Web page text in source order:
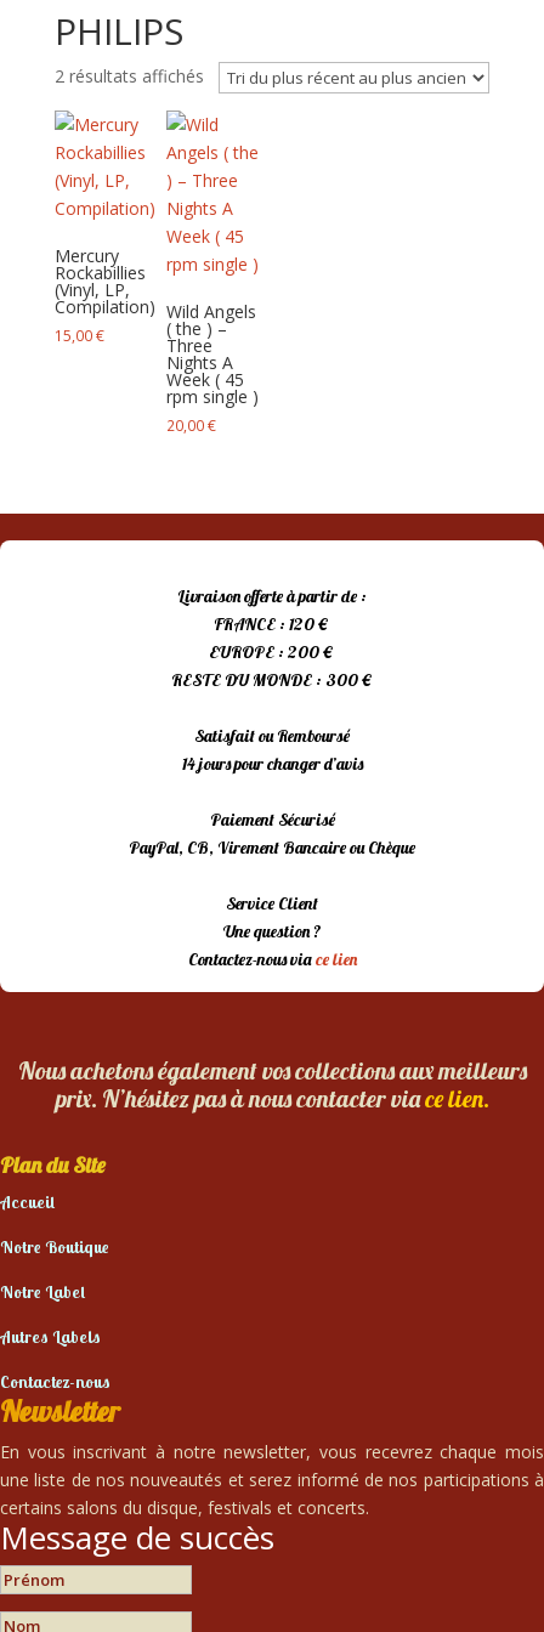
PHILIPS
2 résultats affichésTrié
plus
récent
au
plus
ancien
Mercury
Rockabillies
(Vinyl, LP,
Compilation)
15,00€
Wild Angels
( the ) –
Three
Nights A
Week ( 45
rpm single )
20,00€
Livraison offerte à partir de :
FRANCE : 120 €
EUROPE : 200 €
RESTE DU MONDE : 300 €
Satisfait ou Remboursé
14 jours pour changer d’avis
Paiement Sécurisé
PayPal, CB, Virement Bancaire ou Chèque
Service Client
Une question ?
Contactez-nous viace lien
Nous achetons également vos collections aux meilleurs
prix. N’hésitez pas à nous contacter viace lien.
Plan du Site
Accueil
Notre Boutique
Notre Label
Autres Labels
Contactez-nous
Newsletter
En vous inscrivant à notre newsletter, vous recevrez chaque mois
une liste de nos nouveautés et serez informé de nos participations à
certains salons du disque, festivals et concerts.
Message de succès